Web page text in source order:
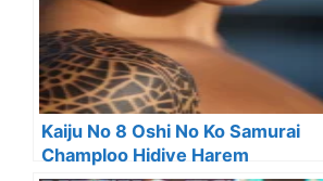
Kaiju No 8 Oshi No Ko Samurai
Champloo Hidive Harem